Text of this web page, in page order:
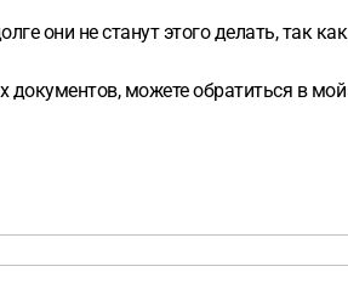
они не станут этого делать, так
документов, можете обратиться в